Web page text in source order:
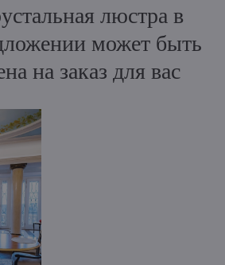
люстра в
может быть
на заказ для вас